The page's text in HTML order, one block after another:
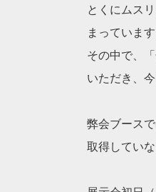
とくにムス
まっています
その中で、
いただき、
弊会ブース
取得してい